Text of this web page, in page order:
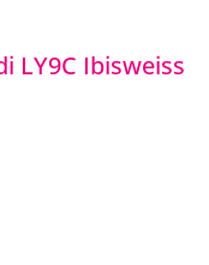
LY9C Ibisweiss